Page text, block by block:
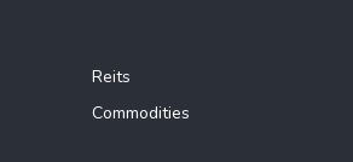
Reits
Commodities